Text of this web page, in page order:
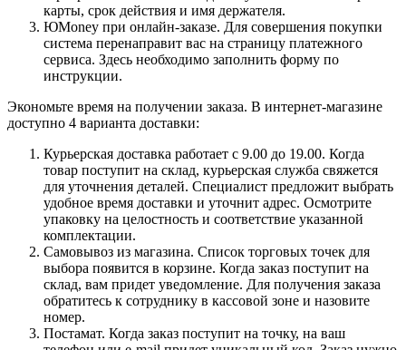
карты, срок действия и имя держателя.
ЮMoney при онлайн-заказе. Для совершения покупки
система перенаправит вас на страницу платежного
сервиса. Здесь необходимо заполнить форму по
инструкции.
Экономьте время на получении заказа. В интернет-магазине
доступно 4 варианта доставки:
Курьерская доставка работает с 9.00 до 19.00. Когда
товар поступит на склад, курьерская служба свяжется
для уточнения деталей. Специалист предложит выбрать
удобное время доставки и уточнит адрес. Осмотрите
упаковку на целостность и соответствие указанной
комплектации.
Самовывоз из магазина. Список торговых точек для
выбора появится в корзине. Когда заказ поступит на
склад, вам придет уведомление. Для получения заказа
обратитесь к сотруднику в кассовой зоне и назовите
номер.
Постамат. Когда заказ поступит на точку, на ваш